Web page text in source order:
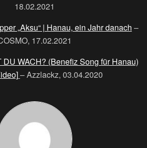
18.02.2021
„Aksu“ | Hanau, ein Jahr danach –
17.02.2021
DU WACH? (Benefiz Song für Hanau)
– Azzlackz, 03.04.2020